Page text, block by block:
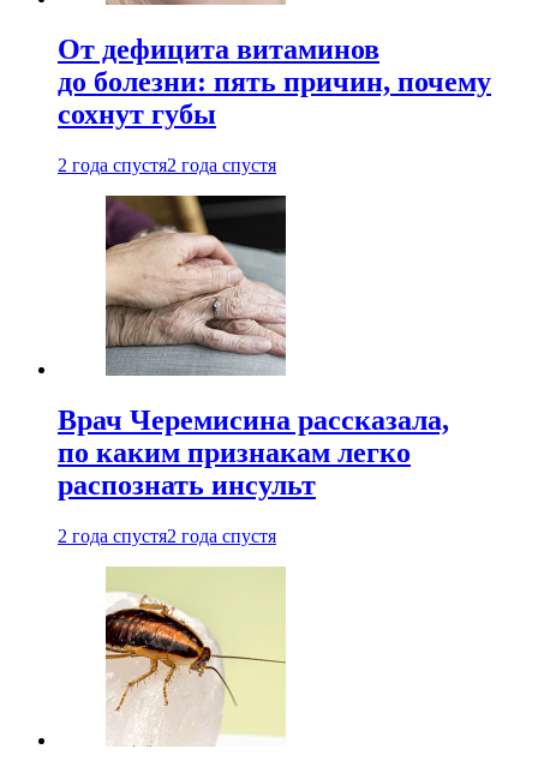
От дефицита витаминов
до болезни: пять причин, почему
сохнут губы
2 года спустя2 года спустя
Врач Черемисина рассказала,
по каким признакам легко
распознать инсульт
2 года спустя2 года спустя